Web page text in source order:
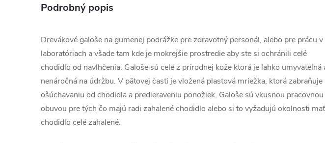
Podrobný popis
Drevákové galoše na gumenej podrážke pre zdravotný personál, alebo pre prácu v
laboratóriach a všade tam kde je mokrejšie prostredie aby ste si ochránili celé
chodidlo od navlhčenia. Galoše sú celé z prírodnej kože ktorá je ľahko umyvateľná
nenáročná na údržbu. V pätovej časti je vložená plastová mriežka, ktorá zabraňuje
ošúchavaniu od chodidla a predieraveniu ponožiek. Galoše sú vkusnou pracovnou
obuvou pre tých čo majú radi zahalené chodidlo alebo si to vyžadujú okolnosti mať
chodidlo celé zahalené.